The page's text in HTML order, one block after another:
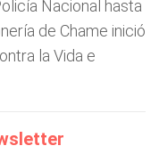
Nacional hasta
de Chame inició
la Vida e